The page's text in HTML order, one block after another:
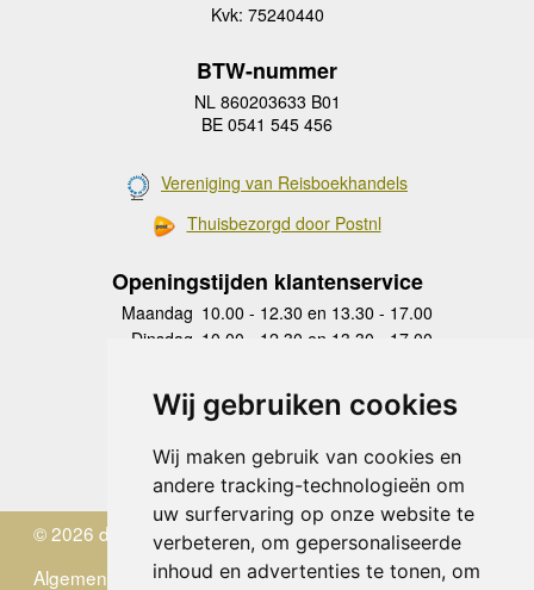
Wij gebruiken cookies
Wij maken gebruik van cookies en
andere tracking-technologieën om
uw surfervaring op onze website te
verbeteren, om gepersonaliseerde
inhoud en advertenties te tonen, om
Kvk: 75240440
BTW-nummer
NL 860203633 B01
BE 0541 545 456
Vereniging van Reisboekhandels
Thuisbezorgd door Postnl
Openingstijden klantenservice
Maandag 10.00 - 12.30 en 13.30 - 17.00
Dinsdag 10.00 - 12.30 en 13.30 - 17.00
Donderdag
10.00 - 12.30 en 13.30 - 17.00
Vrijdag 10.00 - 12.30 en 13.30 - 17.00
Zaterdag
gesloten
Zondag gesloten
© 2026 de Zwerver
Algemene Voorwaarden